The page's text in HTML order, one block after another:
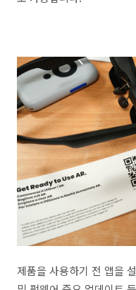
제품을 사용하기 전 앱을